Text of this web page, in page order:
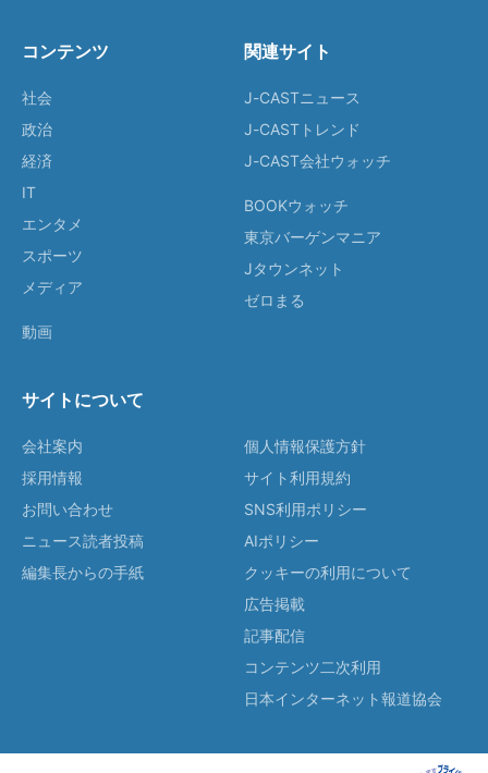
コンテンツ
社会
政治
経済
IT
エンタメ
スポーツ
メディア
動画
関連サイト
J-CASTニュース
J-CASTトレンド
J-CAST会社ウォッチ
BOOKウォッチ
東京バーゲンマニア
Jタウンネット
ゼロまる
サイトについて
会社案内
採用情報
お問い合わせ
ニュース読者投稿
編集長からの手紙
個人情報保護方針
サイト利用規約
SNS利用ポリシー
AIポリシー
クッキーの利用について
広告掲載
記事配信
コンテンツ二次利用
日本インターネット報道協会